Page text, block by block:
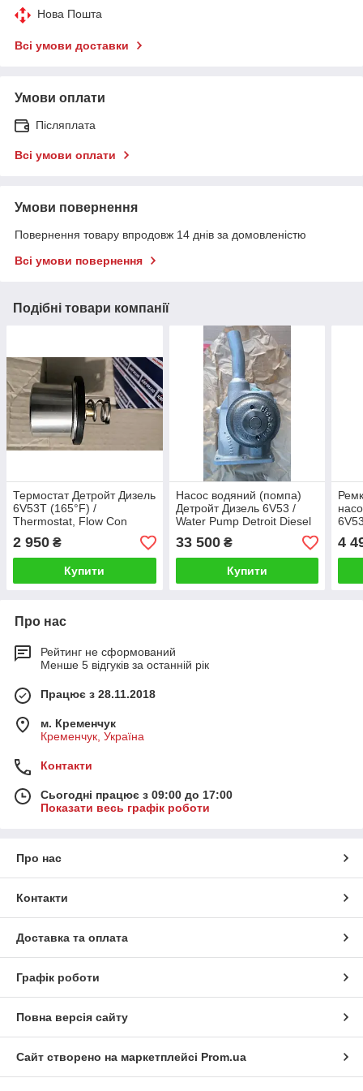
Нова Пошта
Всі умови доставки
Умови оплати
Післяплата
Всі умови оплати
Умови повернення
Повернення товару впродовж 14 днів за домовленістю
Всі умови повернення
Подібні товари компанії
Термостат Детройт Дизель
6V53T (165°F) /
Thermostat, Flow Con
165F Detroit Diesel 6V53
2 950 ₴
Купити
Насос водяний (помпа)
Детройт Дизель 6V53 /
Water Pump Detroit Diesel
53 Series (L/H rotation)
33 500₴
Купити
4
Про нас
Рейтинг не сформований
Менше 5 відгуків за останній рік
Працює з 28.11.2018
м. Кременчук
Кременчук, Україна
Контакти
Сьогодні працює з 09:00 до 17:00
Показати весь графік роботи
Про нас
Контакти
Доставка та оплата
Графік роботи
Повна версія сайту
Сайт створено на маркетплейсі Prom.ua